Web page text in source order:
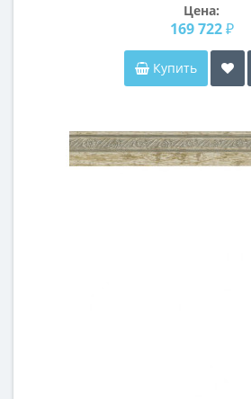
Цена:
169 722 ₽
Купить